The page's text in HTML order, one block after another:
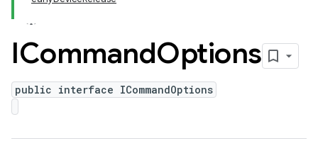
ICommandOptions
public interface ICommandOptions